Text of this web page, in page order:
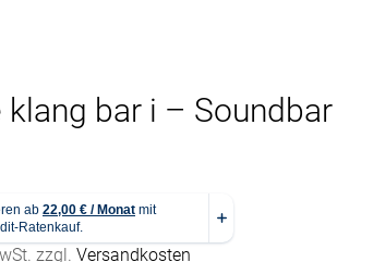
klang bar i – Soundbar
zzgl. Versandkosten